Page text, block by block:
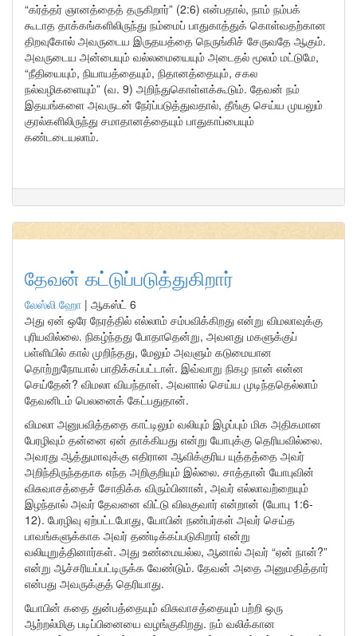
“கர்த்தர் ஞானத்தைத் தருகிறார்” (2:6) என்பதால், நாம் நம்பக்
கூடாத தாக்கங்களிலிருந்து நம்மைப் பாதுகாத்துக் கொள்வதற்கான
திறவுகோல் அவருடைய இருதயத்தை நெருங்கிச் சேருவதே ஆகும்.
அவருடைய அன்பையும் வல்லமையையும் அடைதல் மூலம் மட்டுமே,
“நீதியையும், நியாயத்தையும், நிதானத்தையும், சகல
நல்வழிகளையும்” (வ. 9) அறிந்துகொள்ளக்கூடும். தேவன் நம்
இதயங்களை அவருடன் நேர்ப்படுத்துவதால், தீங்கு செய்ய முயலும்
குரல்களிலிருந்து சமாதானத்தையும் பாதுகாப்பையும்
கண்டடையலாம்.
தேவன் கட்டுப்படுத்துகிறார்
லேஸ்லி ஹோ | ஆகஸ்ட் 6
அது ஏன் ஒரே நேரத்தில் எல்லாம் சம்பவிக்கிறது என்று விமலாவுக்கு
புரியவில்லை. நிகழ்ந்தது போதாதென்று, அவளது மகளுக்குப்
பள்ளியில் கால் முறிந்தது, மேலும் அவளும் கடுமையான
தொற்றுநோயால் பாதிக்கப்பட்டாள். இவ்வாறு நிகழ நான் என்ன
செய்தேன்? விமலா வியந்தாள். அவளால் செய்ய முடிந்ததெல்லாம்
தேவனிடம் பெலனைக் கேட்பதுதான்.
விமலா அனுபவித்ததை காட்டிலும் வலியும் இழப்பும் மிக அதிகமான
பேரழிவும் தன்னை ஏன் தாக்கியது என்று யோபுக்கு தெரியவில்லை.
அவரது ஆத்துமாவுக்கு எதிரான ஆவிக்குரிய யுத்தத்தை அவர்
அறிந்திருந்ததாக எந்த அறிகுறியும் இல்லை. சாத்தான் யோபுவின்
விசுவாசத்தைச் சோதிக்க விரும்பினான், அவர் எல்லாவற்றையும்
இழந்தால் அவர் தேவனை விட்டு விலகுவார் என்றான் (யோபு 1:6-
12). பேரழிவு ஏற்பட்டபோது, யோபின் நண்பர்கள் அவர் செய்த
பாவங்களுக்காக அவர் தண்டிக்கப்படுகிறார் என்று
வலியுறுத்தினார்கள். அது உண்மையல்ல, ஆனால் அவர் “ஏன் நான்?”
என்று ஆச்சரியப்பட்டிருக்க வேண்டும். தேவன் அதை அனுமதித்தார்
என்பது அவருக்குத் தெரியாது.
யோபின் கதை துன்பத்தையும் விசுவாசத்தையும் பற்றி ஒரு
ஆற்றல்மிகு படிப்பினையை வழங்குகிறது. நம் வலிக்கான